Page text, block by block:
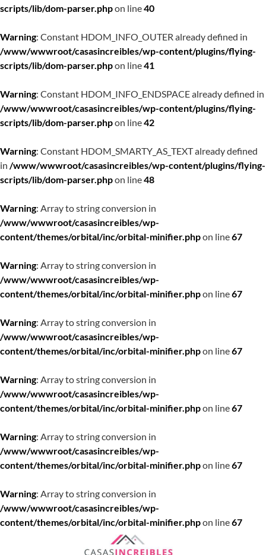
scripts/lib/dom-parser.phpon line40
Warning: Constant HDOM_INFO_OUTER already defined in
/www/wwwroot/casasincreibles/wp-content/plugins/flying-
scripts/lib/dom-parser.phpon line41
Warning: Constant HDOM_INFO_ENDSPACE already defined in
/www/wwwroot/casasincreibles/wp-content/plugins/flying-
scripts/lib/dom-parser.phpon line42
Warning: Constant HDOM_SMARTY_AS_TEXT already defined
in /www/wwwroot/casasincreibles/wp-content/plugins/flying-
scripts/lib/dom-parser.phpon line48
Warning: Array to string conversion in
/www/wwwroot/casasincreibles/wp-
content/themes/orbital/inc/orbital-minifier.phpon line67
Warning: Array to string conversion in
/www/wwwroot/casasincreibles/wp-
content/themes/orbital/inc/orbital-minifier.phpon line67
Warning: Array to string conversion in
/www/wwwroot/casasincreibles/wp-
content/themes/orbital/inc/orbital-minifier.phpon line67
Warning: Array to string conversion in
/www/wwwroot/casasincreibles/wp-
content/themes/orbital/inc/orbital-minifier.phpon line67
Warning: Array to string conversion in
/www/wwwroot/casasincreibles/wp-
content/themes/orbital/inc/orbital-minifier.phpon line67
Warning: Array to string conversion in
/www/wwwroot/casasincreibles/wp-
content/themes/orbital/inc/orbital-minifier.phpon line67